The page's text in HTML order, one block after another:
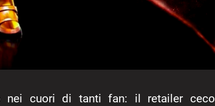
nei cuori di tanti fan: il retailer ceco